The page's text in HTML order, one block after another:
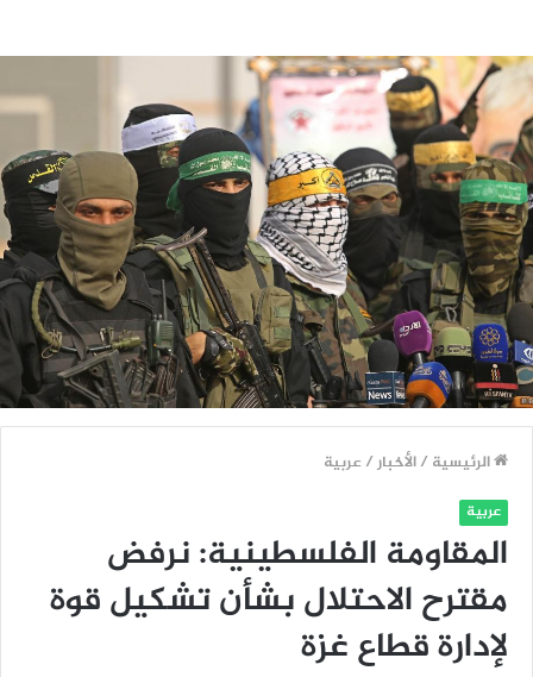
الرئيسية /الأخبار/عربية
عربية
المقاومة الفلسطينية: نرفض
مقترح الاحتلال بشأن تشكيل قوة
لإدارة قطاع غزة